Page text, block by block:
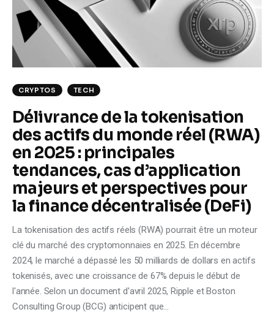
Climate
Markets
Tech
Shop
CRYPTOS TECH
Délivrance de la tokenisation
des actifs du monde réel (RWA)
en 2025 : principales
tendances, cas d’application
majeurs et perspectives pour
la finance décentralisée (DeFi)
La tokenisation des actifs réels (RWA) pourrait être un moteur
clé du marché des cryptomonnaies en 2025. En décembre
2024, le marché a dépassé les 50 milliards de dollars en actifs
tokenisés, avec une croissance de 67% depuis le début de
l'année. Selon un document d'avril 2025, Ripple et Boston
Consulting Group (BCG) anticipent que…